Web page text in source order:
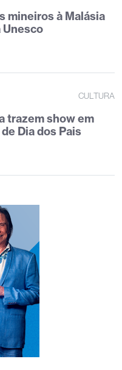
mineiros à Malásia
Unesco
CULTURA
trazem show em
Dia dos Pais